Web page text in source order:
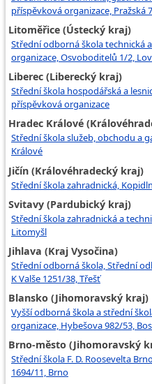
příspěvková organizace, Pražská
Litoměřice (Ústecký kraj)
Střední odborná škola technická
organizace, Osvoboditelů 1/2,
Liberec (Liberecký kraj)
Střední škola hospodářská a
příspěvková organizace
Hradec Králové
Střední škola služeb, obchodu a
Králové
Jičín (Královéhradecký kraj)
Střední škola zahradnická,
Svitavy (Pardubický kraj)
Střední škola zahradnická a
Litomyšl
Jihlava (Kraj Vysočina)
Střední odborná škola, Střední
K Valše 1251/38, Třešť
Blansko (Jihomoravský kraj)
Vyšší odborná škola a střední
organizace, Hybešova 982/53,
Brno-město (Jihomoravský
Střední škola F. D. Roosevelta
1694/11, Brno